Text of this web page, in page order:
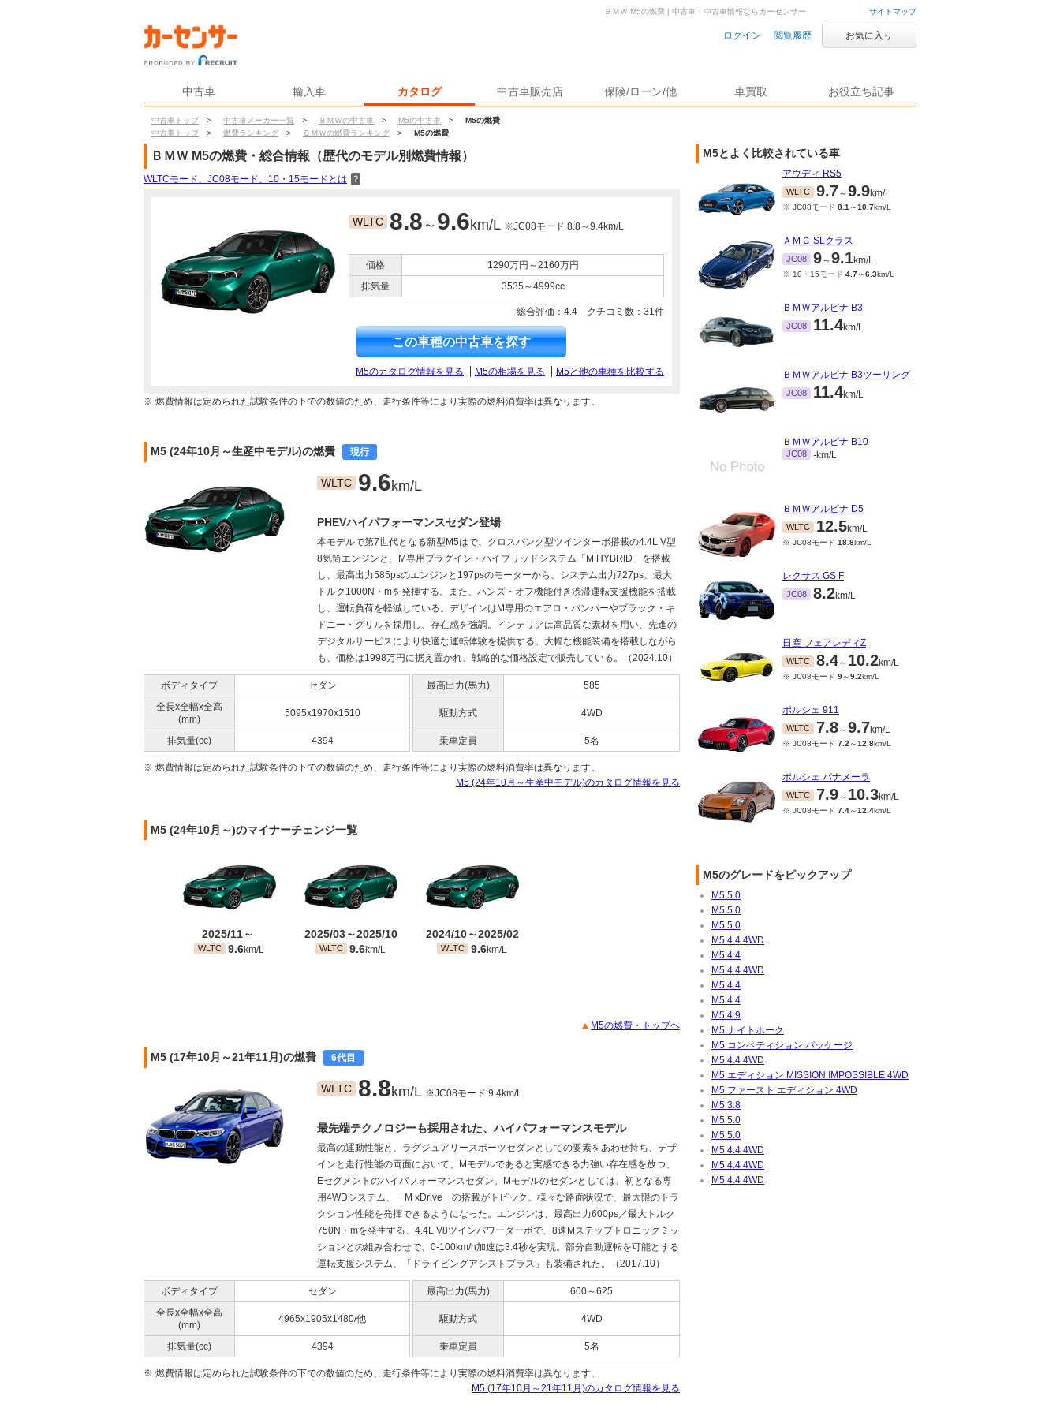
サイトマップ
ログイン 閲覧履歴 お気に入り
中古車 輸入車 カタログ 中古車販売店 保険/ローン/他 車買取 お役立ち記事
中古車トップ > 中古車メーカー一覧 > ＢＭＷの中古車 > M5の中古車 >
M5の燃費
中古車トップ
> 燃費ランキング > ＢＭＷの燃費ランキング > M5の燃費
ＢＭＷ M5の燃費 | 中古車・中古車情報ならカーセンサー
ＢＭＷ M5の燃費・総合情報（歴代のモデル別燃費情報）
WLTCモード、JC08モード、10・15モードとは ？
WLTC 8.8 ～ 9.6km/L ※JC08モード 8.8～9.4km/L
価格
1290万円～2160万円
排気量
3535～4999cc
総合評価： 4.4 クチコミ数： 31件
この車種の中古車を探す
M5のカタログ情報を見る M5の相場を見る M5と他の車種を比較する
※ 燃費情報は定められた試験条件の下での数値のため、走行条件等により実際の燃料消費率は異なります。
M5 (24年10月～生産中モデル)の燃費 現行
WLTC 9.6km/L
PHEVハイパフォーマンスセダン登場
本モデルで第7世代となる新型M5はで、クロスバンク型ツインターボ搭載の4.4L V型
8気筒エンジンと、M専用プラグイン・ハイブリッドシステム「M HYBRID」を搭載
し、最高出力585psのエンジンと197psのモーターから、システム出力727ps、最大
トルク1000N・mを発揮する。また、ハンズ・オフ機能付き渋滞運転支援機能を搭載
し、運転負荷を軽減している。デザインはM専用のエアロ・バンパーやブラック・キ
ドニー・グリルを採用し、存在感を強調。インテリアは高品質な素材を用い、先進の
デジタルサービスにより快適な運転体験を提供する。大幅な機能装備を搭載しながら
も、価格は1998万円に据え置かれ、戦略的な価格設定で販売している。（2024.10）
ボディタイプ セダン 最高出力(馬力)
585
全長x全幅x全高
(mm)
5095x1970x1510 駆動方式 4WD
排気量(cc) 4394 乗車定員 5名
※ 燃費情報は定められた試験条件の下での数値のため、走行条件等により実際の燃料消費率は異なります。
M5 (24年10月～生産中モデル)のカタログ情報を見る
M5 (24年10月～)のマイナーチェンジ一覧
2025/11～
WLTC 9.6km/L
2025/03～2025/10
WLTC 9.6km/L
2024/10～2025/02
WLTC 9.6km/L
M5の燃費・トップヘ
M5 (17年10月～21年11月)の燃費 6代目
WLTC 8.8km/L ※JC08モード 9.4km/L
最先端テクノロジーも採用された、ハイパフォーマンスモデル
最高の運動性能と、ラグジュアリースポーツセダンとしての要素をあわせ持ち、デザ
インと走行性能の両面において、Mモデルであると実感できる力強い存在感を放つ、
Eセグメントのハイパフォーマンスセダン。Mモデルのセダンとしては、初となる専
用4WDシステム、「M xDrive」の搭載がトピック。様々な路面状況で、最大限のトラ
クション性能を発揮できるようになった。エンジンは、最高出力600ps／最大トルク
750N・mを発生する、4.4L V8ツインパワーターボで、8速Mステップトロニックミッ
ションとの組み合わせで、0-100km/h加速は3.4秒を実現。部分自動運転を可能とする
運転支援システム、「ドライビングアシストプラス」も装備された。（2017.10）
ボディタイプ セダン 最高出力(馬力)
600～625
全長x全幅x全高
(mm)
4965x1905x1480/他 駆動方式 4WD
排気量(cc) 4394 乗車定員 5名
※ 燃費情報は定められた試験条件の下での数値のため、走行条件等により実際の燃料消費率は異なります。
M5 (17年10月～21年11月)のカタログ情報を見る
M5とよく比較されている車
アウディ RS5
WLTC 9.7～9.9km/L
※ JC08モード 8.1 ～10.7km/L
ＡＭＧ SLクラス
JC08 9～9.1km/L
※ 10・15モード 4.7～6.3km/L
ＢＭＷアルピナ B3
JC08 11.4km/L
ＢＭＷアルピナ B3ツーリング
JC08 11.4km/L
ＢＭＷアルピナ B10
JC08 -km/L
ＢＭＷアルピナ D5
WLTC 12.5km/L
※ JC08モード 18.8km/L
レクサス GS F
JC08 8.2km/L
日産 フェアレディZ
WLTC 8.4～ 10.2km/L
※ JC08モード 9～9.2km/L
ポルシェ 911
WLTC 7.8～9.7km/L
※ JC08モード 7.2 ～12.8km/L
ポルシェ パナメーラ
WLTC 7.9～ 10.3km/L
※ JC08モード 7.4～12.4km/L
M5のグレードをピックアップ
M5 5.0
M5 5.0
M5 5.0
M5 4.4 4WD
M5 4.4
M5 4.4 4WD
M5 4.4
M5 4.4
M5 4.9
M5 ナイトホーク
M5 コンペティション パッケージ
M5 4.4 4WD
M5 エディション MISSION IMPOSSIBLE 4WD
M5 ファースト エディション 4WD
M5 3.8
M5 5.0
M5 5.0
M5 4.4 4WD
M5 4.4 4WD
M5 4.4 4WD